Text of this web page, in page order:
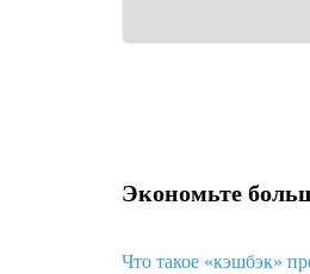
Экономьте
Что такое «кэшбэк»